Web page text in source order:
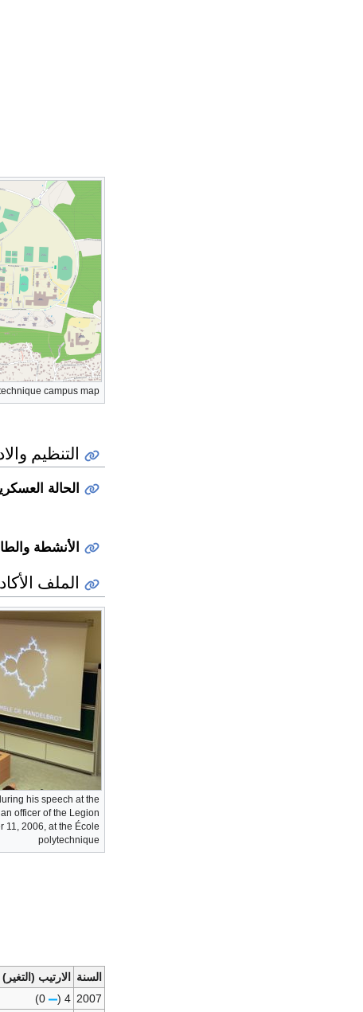
campus map
التنظيم
الحالة
الأنشطة
الملف
his speech at the
officer of the Legion
11, 2006, at the École
polytechnique
السنة
الارتيب (التغير)
2007
4 (
0)